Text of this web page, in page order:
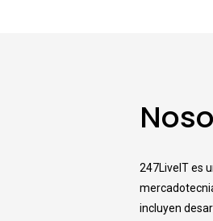
247LiveIT es
incluyen